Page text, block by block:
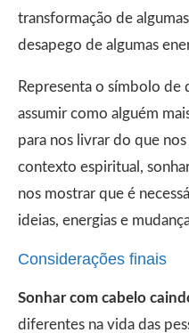
transformação de
desapego de algumas
Representa o símbolo de
assumir como alguém
para nos livrar do que
contexto espiritual,
nos mostrar que é
ideias, energias e
Considerações finais
Sonhar com cabelo
diferentes na vida das